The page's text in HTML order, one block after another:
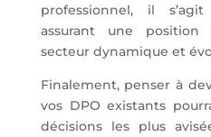
professionnel, il
assurant une
secteur dynamique et
Finalement, penser à
vos DPO existants
décisions les plus